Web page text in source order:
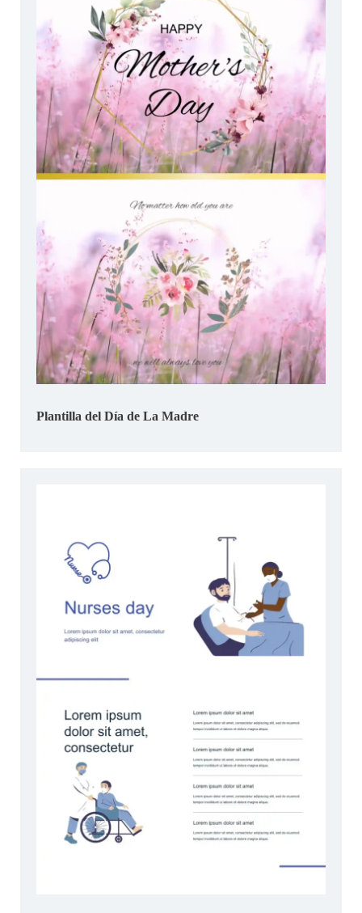
Plantilla del Día de La Madre